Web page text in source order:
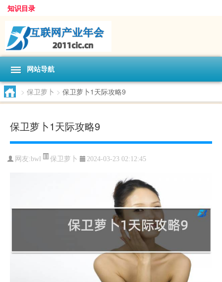
知识目录
网站导航
> 保卫萝卜 > 保卫萝卜1天际攻略9
保卫萝卜1天际攻略9
网友:bwl 保卫萝卜 2024-03-23 02:12:45